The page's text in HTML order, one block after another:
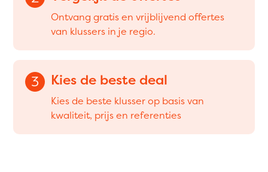
Ontvang gratis en vrijblijvend offertes
van klussers in je regio.
3 Kies de beste deal
Kies de beste klusser op basis van
kwaliteit, prijs en referenties